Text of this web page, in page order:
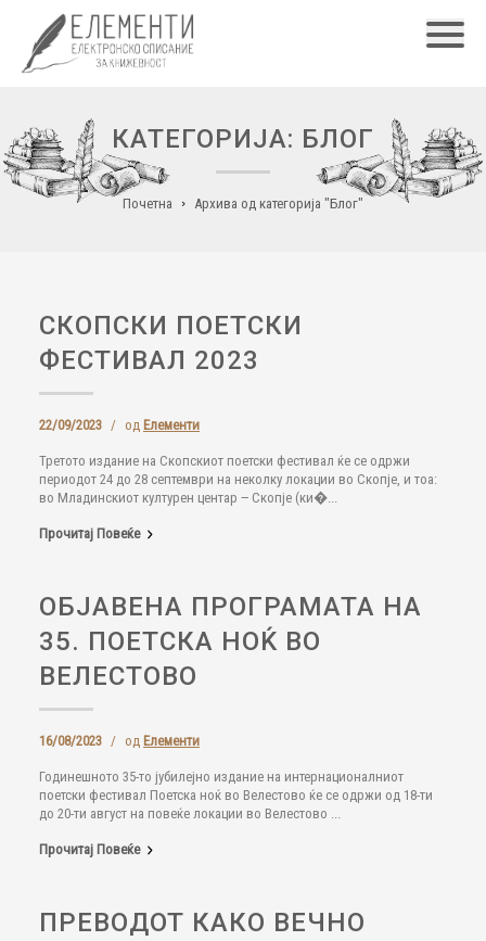
КАТЕГОРИЈА: БЛОГ
Почетна Архива од категорија "Блог"
СКОПСКИ ПОЕТСКИ
ФЕСТИВАЛ 2023
22/09/2023 / од Елементи
Третото издание на Скопскиот поетски фестивал ќе се одржи
периодот 24 до 28 септември на неколку локации во Скопје, и тоа:
во Младинскиот културен центар ‒ Скопје (ки�...
Прочитај Повеќе
ОБЈАВЕНА ПРОГРАМАТА НА
35. ПОЕТСКА НОЌ ВО
ВЕЛЕСТОВО
16/08/2023 / од Елементи
Годинешното 35-то јубилејно издание на интернационалниот
поетски фестивал Поетска ноќ во Велестово ќе се одржи од 18-ти
до 20-ти август на повеќе локации во Велестово ...
Прочитај Повеќе
ПРЕВОДОТ КАКО ВЕЧНО